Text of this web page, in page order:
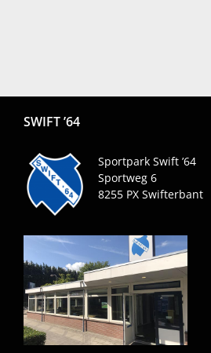
SWIFT ’64
Sportpark Swift ’64
Sportweg 6
8255 PX Swifterbant